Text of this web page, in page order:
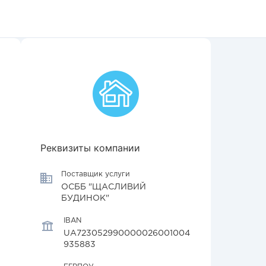
Реквизиты компании
Поставщик услуги
ОСББ "ЩАСЛИВИЙ
БУДИНОК"
IBAN
UA723052990000026001004
935883